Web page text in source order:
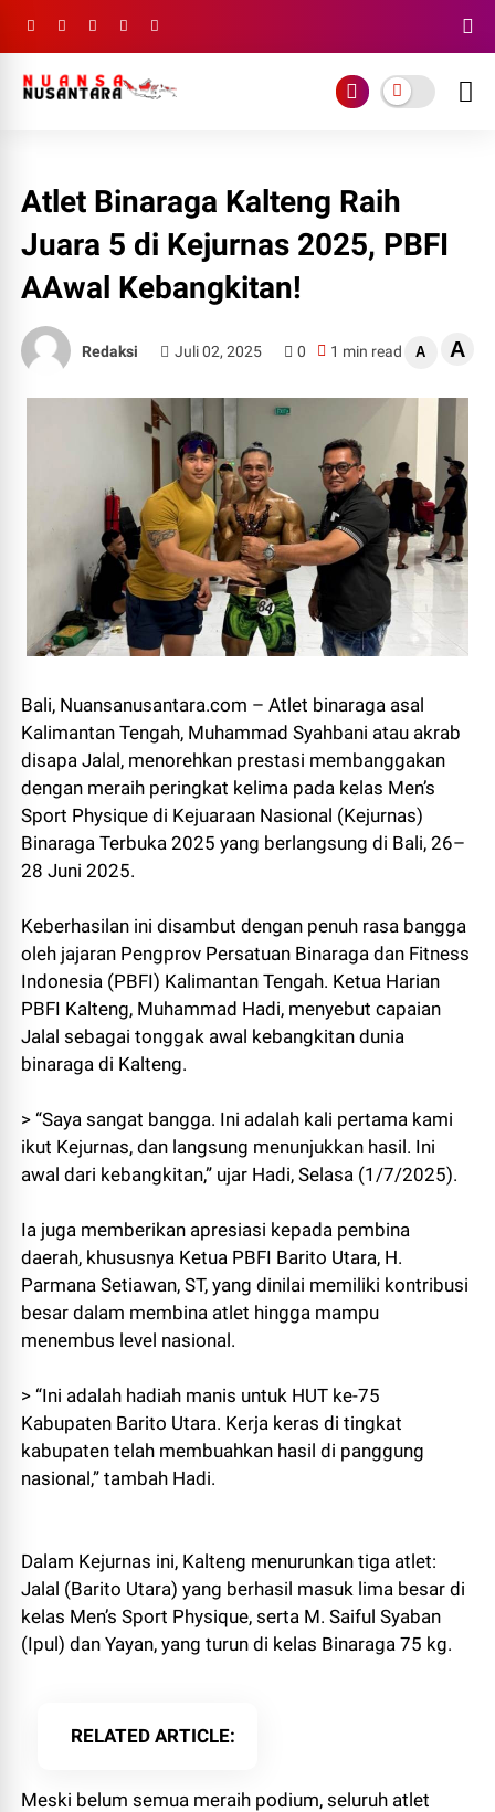
Atlet Binaraga Kalteng Raih
Juara 5 di Kejurnas 2025, PBFI
AAwal Kebangkitan!
Redaksi Juli 02, 2025 0 1 min read A A
Bali, Nuansanusantara.com – Atlet binaraga asal
Kalimantan Tengah, Muhammad Syahbani atau akrab
disapa Jalal, menorehkan prestasi membanggakan
dengan meraih peringkat kelima pada kelas Men’s
Sport Physique di Kejuaraan Nasional (Kejurnas)
Binaraga Terbuka 2025 yang berlangsung di Bali, 26–
28 Juni 2025.
Keberhasilan ini disambut dengan penuh rasa bangga
oleh jajaran Pengprov Persatuan Binaraga dan Fitness
Indonesia (PBFI) Kalimantan Tengah. Ketua Harian
PBFI Kalteng, Muhammad Hadi, menyebut capaian
Jalal sebagai tonggak awal kebangkitan dunia
binaraga di Kalteng.
> “Saya sangat bangga. Ini adalah kali pertama kami
ikut Kejurnas, dan langsung menunjukkan hasil. Ini
awal dari kebangkitan,” ujar Hadi, Selasa (1/7/2025).
Ia juga memberikan apresiasi kepada pembina
daerah, khususnya Ketua PBFI Barito Utara, H.
Parmana Setiawan, ST, yang dinilai memiliki kontribusi
besar dalam membina atlet hingga mampu
menembus level nasional.
> “Ini adalah hadiah manis untuk HUT ke-75
Kabupaten Barito Utara. Kerja keras di tingkat
kabupaten telah membuahkan hasil di panggung
nasional,” tambah Hadi.
Dalam Kejurnas ini, Kalteng menurunkan tiga atlet:
Jalal (Barito Utara) yang berhasil masuk lima besar di
kelas Men’s Sport Physique, serta M. Saiful Syaban
(Ipul) dan Yayan, yang turun di kelas Binaraga 75 kg.
RELATED ARTICLE
Meski belum semua meraih podium, seluruh atlet